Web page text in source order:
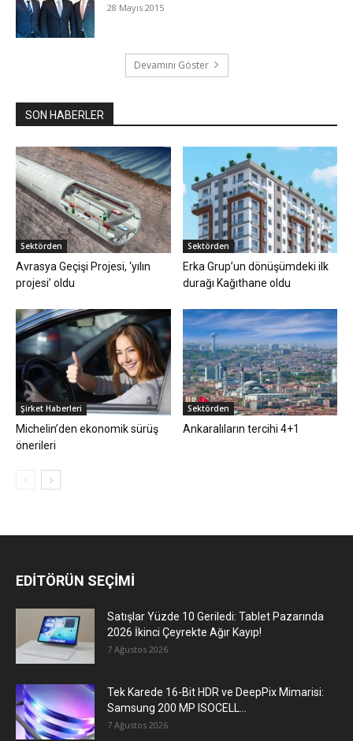
28 Mayıs 2015
Devamını Göster
SON HABERLER
Sektörden
Avrasya Geçişi Projesi, ‘yılın
projesi’ oldu
Sektörden
Erka Grup’un dönüşümdeki ilk
durağı Kağıthane oldu
Şirket Haberleri
Michelin’den ekonomik sürüş
önerileri
Sektörden
Ankaralıların tercihi 4+1
EDİTÖRÜN SEÇİMİ
Satışlar Yüzde 10 Geriledi: Tablet Pazarında
2026 İkinci Çeyrekte Ağır Kayıp!
7 Ağustos 2026
Tek Karede 16-Bit HDR ve DeepPix Mimarisi:
Samsung 200 MP ISOCELL...
7 Ağustos 2026